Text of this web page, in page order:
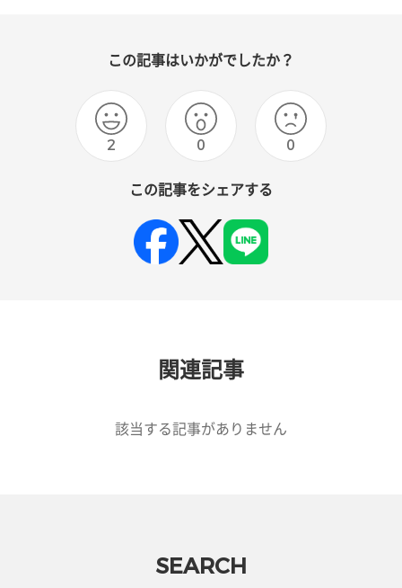
この記事はいかがでしたか？
2 0 0
この記事をシェアする
関連記事
該当する記事がありません
SEARCH